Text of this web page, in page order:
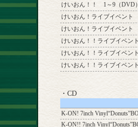
けいおん！！ 1～9（DVD）
けいおん！ライブイベント
けいおん！ライブイベント
けいおん！！ライブイベン
けいおん！！ライブイベン
けいおん！！ライブイベン
・CD
K-ON! 7inch
K-ON!! 7inch